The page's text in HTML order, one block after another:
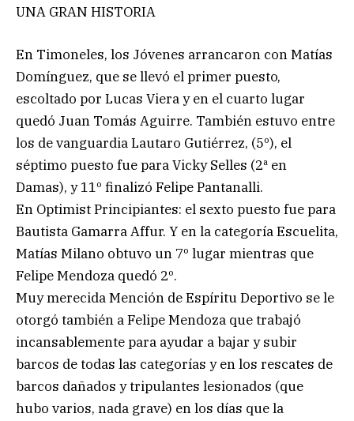
UNA GRAN HISTORIA
En Timoneles, los Jóvenes arrancaron con Matías
Domínguez, que se llevó el primer puesto,
escoltado por Lucas Viera y en el cuarto lugar
quedó Juan Tomás Aguirre. También estuvo entre
los de vanguardia Lautaro Gutiérrez, (5º), el
séptimo puesto fue para Vicky Selles (2ª en
Damas), y 11º finalizó Felipe Pantanalli.
En Optimist Principiantes: el sexto puesto fue para
Bautista Gamarra Affur. Y en la categoría Escuelita,
Matías Milano obtuvo un 7º lugar mientras que
Felipe Mendoza quedó 2º.
Muy merecida Mención de Espíritu Deportivo se le
otorgó también a Felipe Mendoza que trabajó
incansablemente para ayudar a bajar y subir
barcos de todas las categorías y en los rescates de
barcos dañados y tripulantes lesionados (que
hubo varios, nada grave) en los días que la